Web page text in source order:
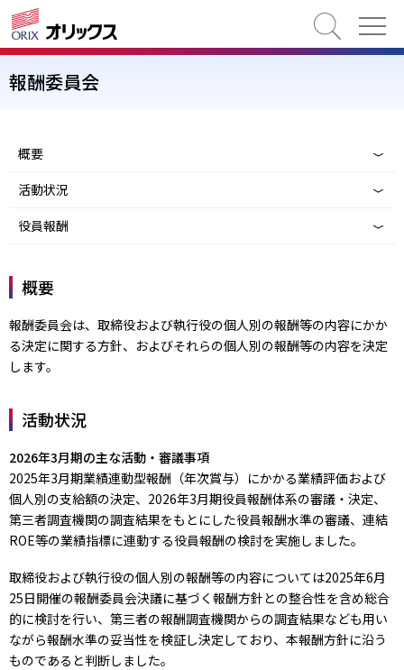
検索
報酬委員会
概要
活動状況
役員報酬
概要
報酬委員会は、取締役および執行役の個人別の報酬等の内容にかか
る決定に関する方針、およびそれらの個人別の報酬等の内容を決定
します。
活動状況
2026年3月期の主な活動・審議事項
2025年3月期業績連動型報酬（年次賞与）にかかる業績評価および
個人別の支給額の決定、2026年3月期役員報酬体系の審議・決定、
第三者調査機関の調査結果をもとにした役員報酬水準の審議、連結
ROE等の業績指標に連動する役員報酬の検討を実施しました。
取締役および執行役の個人別の報酬等の内容については2025年6月
25日開催の報酬委員会決議に基づく報酬方針との整合性を含め総合
的に検討を行い、第三者の報酬調査機関からの調査結果なども用い
ながら報酬水準の妥当性を検証し決定しており、本報酬方針に沿う
ものであると判断しました。